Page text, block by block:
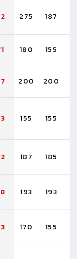
275 187
180 155
200 200
155 155
187 185
193 193
170 155